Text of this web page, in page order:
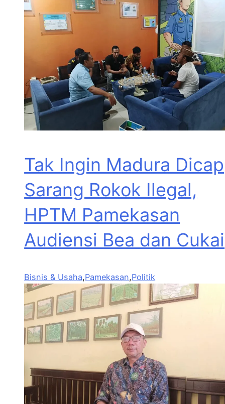
Tak Ingin Madura Dicap
Sarang Rokok Ilegal,
HPTM Pamekasan
Audiensi Bea dan Cukai
Bisnis & Usaha,Pamekasan,Politik